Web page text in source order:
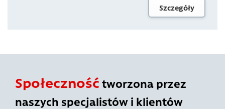
Szczegóły
Społeczność tworzona przez
naszych specjalistów i klientów